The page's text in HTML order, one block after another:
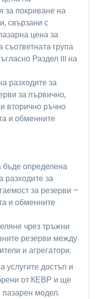
за покриване на
свързани с
цена за
група
Раздел III на
разходите за
за първично,
вторично ръчно
и обменните
определена
разходите за
за резерви –
и обменните
чрез тръжни
резерви между
и агрегатори.
услугите достъп и
от КЕВР и ще
модел.